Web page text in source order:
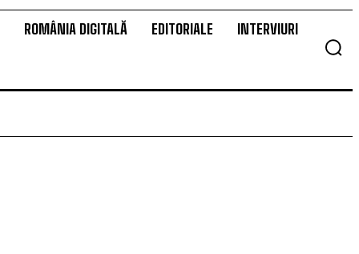
ROMÂNIA DIGITALĂ EDITORIALE INTERVIURI